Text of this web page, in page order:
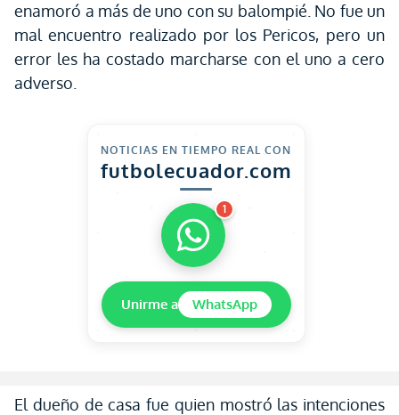
enamoró a más de uno con su balompié. No fue un
mal encuentro realizado por los Pericos, pero un
error les ha costado marcharse con el uno a cero
adverso.
NOTICIAS EN TIEMPO REAL CON
futbolecuador.com
1
Unirme a WhatsApp
El dueño de casa fue quien mostró las intenciones